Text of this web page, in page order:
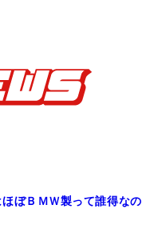
ぼＢＭＷ製って誰得なの